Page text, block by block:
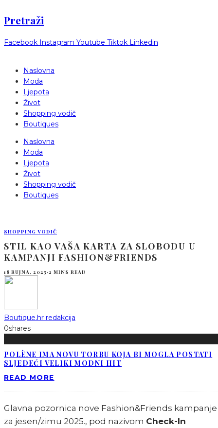
Pretraži
Facebook Instagram Youtube Tiktok Linkedin
Naslovna
Moda
Ljepota
Život
Shopping vodič
Boutiques
Naslovna
Moda
Ljepota
Život
Shopping vodič
Boutiques
SHOPPING VODIČ
STIL KAO VAŠA KARTA ZA SLOBODU U
KAMPANJI FASHION&FRIENDS
18 RUJNA, 2025·2 MINS READ
Boutique.hr redakcija
0shares
POLÈNE IMA NOVU TORBU KOJA BI MOGLA POSTATI
SLJEDEĆI VELIKI MODNI HIT
READ MORE
Glavna pozornica nove Fashion&Friends kampanje
za jesen/zimu 2025., pod nazivom Check-In